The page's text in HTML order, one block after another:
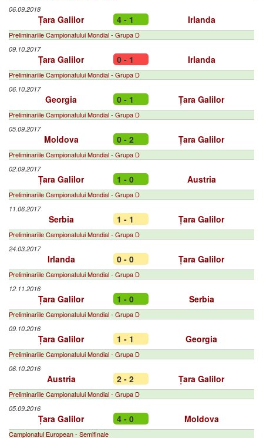
06.09.2018
Țara Galilor 4 - 1 Irlanda
Preliminariile Campionatului Mondial - Grupa D
09.10.2017
Țara Galilor 0 - 1 Irlanda
Preliminariile Campionatului Mondial - Grupa D
06.10.2017
Georgia 0 - 1 Țara Galilor
Preliminariile Campionatului Mondial - Grupa D
05.09.2017
Moldova 0 - 2 Țara Galilor
Preliminariile Campionatului Mondial - Grupa D
02.09.2017
Țara Galilor 1 - 0 Austria
Preliminariile Campionatului Mondial - Grupa D
11.06.2017
Serbia 1 - 1 Țara Galilor
Preliminariile Campionatului Mondial - Grupa D
24.03.2017
Irlanda 0 - 0 Țara Galilor
Preliminariile Campionatului Mondial - Grupa D
12.11.2016
Țara Galilor 1 - 0 Serbia
Preliminariile Campionatului Mondial - Grupa D
09.10.2016
Țara Galilor 1 - 1 Georgia
Preliminariile Campionatului Mondial - Grupa D
06.10.2016
Austria 2 - 2 Țara Galilor
Preliminariile Campionatului Mondial - Grupa D
05.09.2016
Țara Galilor 4 - 0 Moldova
Campionatul European - Semifinale